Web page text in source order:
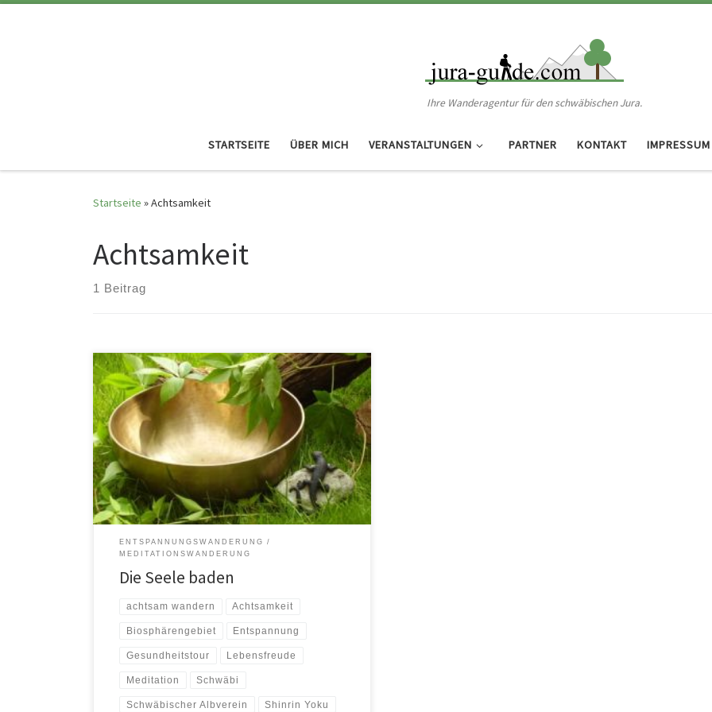
Ihre Wanderagentur für den schwäbischen Jura.
STARTSEITE ÜBER MICH VERANSTALTUNGEN PARTNER KONTAKT
Startseite »Achtsamkeit
Achtsamkeit
1 Beitrag
Die Seele baden Waldbaden bedeutet nicht
Schwimmen, sondern „Eintauchen“ in die Atmosphäre
des Waldes und „Eintauchen“ in die Atmosphäre der
[…]
ENTSPANNUNGSWANDERUNG
MEDITATIONSWANDERUNG
Die Seele baden
achtsam wandern Achtsamkeit
Biosphärengebiet Entspannung
Gesundheitstour Lebensfreude
Meditation Schwäbi
Schwäbischer Albverein Shinrin Yoku